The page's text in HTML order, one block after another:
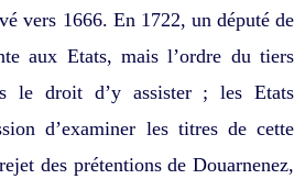
vers 1666. En 1722, un député de
aux Etats, mais l’ordre du tiers
le droit d’y assister ; les Etats
d’examiner les titres de cette
des prétentions de Douarnenez,